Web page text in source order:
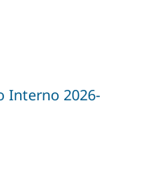
Interno 2026-